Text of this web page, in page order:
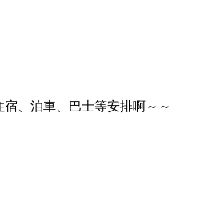
、泊車、巴士等安排啊～～